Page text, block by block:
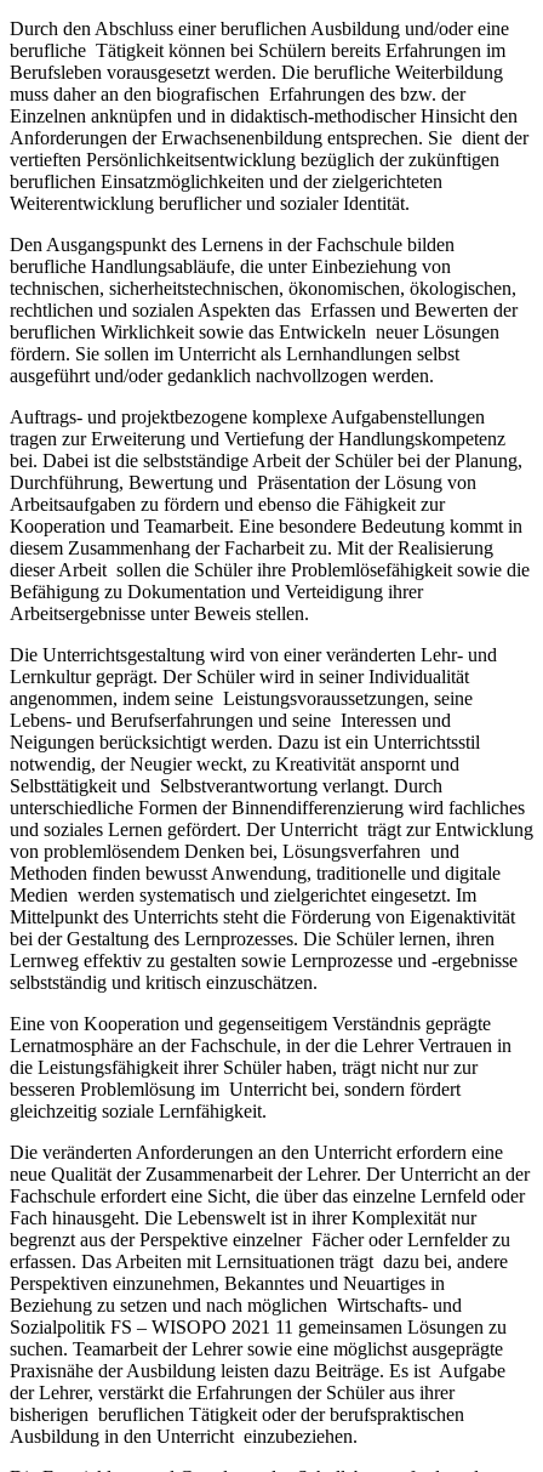
Durch den Abschluss einer beruflichen Ausbildung und/oder eine
berufliche Tätigkeit können bei Schülern bereits Erfahrungen im
Berufsleben vorausgesetzt werden. Die berufliche Weiterbildung
muss daher an den biografischen Erfahrungen des bzw. der
Einzelnen anknüpfen und in didaktisch-methodischer Hinsicht den
Anforderungen der Erwachsenenbildung entsprechen. Sie dient der
vertieften Persönlichkeitsentwicklung bezüglich der zukünftigen
beruflichen Einsatzmöglichkeiten und der zielgerichteten
Weiterentwicklung beruflicher und sozialer Identität.
Den Ausgangspunkt des Lernens in der Fachschule bilden
berufliche Handlungsabläufe, die unter Einbeziehung von
technischen, sicherheitstechnischen, ökonomischen, ökologischen,
rechtlichen und sozialen Aspekten das Erfassen und Bewerten der
beruflichen Wirklichkeit sowie das Entwickeln neuer Lösungen
fördern. Sie sollen im Unterricht als Lernhandlungen selbst
ausgeführt und/oder gedanklich nachvollzogen werden.
Auftrags- und projektbezogene komplexe Aufgabenstellungen
tragen zur Erweiterung und Vertiefung der Handlungskompetenz
bei. Dabei ist die selbstständige Arbeit der Schüler bei der Planung,
Durchführung, Bewertung und Präsentation der Lösung von
Arbeitsaufgaben zu fördern und ebenso die Fähigkeit zur
Kooperation und Teamarbeit. Eine besondere Bedeutung kommt in
diesem Zusammenhang der Facharbeit zu. Mit der Realisierung
dieser Arbeit sollen die Schüler ihre Problemlösefähigkeit sowie die
Befähigung zu Dokumentation und Verteidigung ihrer
Arbeitsergebnisse unter Beweis stellen.
Die Unterrichtsgestaltung wird von einer veränderten Lehr- und
Lernkultur geprägt. Der Schüler wird in seiner Individualität
angenommen, indem seine Leistungsvoraussetzungen, seine
Lebens- und Berufserfahrungen und seine Interessen und
Neigungen berücksichtigt werden. Dazu ist ein Unterrichtsstil
notwendig, der Neugier weckt, zu Kreativität anspornt und
Selbsttätigkeit und Selbstverantwortung verlangt. Durch
unterschiedliche Formen der Binnendifferenzierung wird fachliches
und soziales Lernen gefördert. Der Unterricht trägt zur Entwicklung
von problemlösendem Denken bei, Lösungsverfahren und
Methoden finden bewusst Anwendung, traditionelle und digitale
Medien werden systematisch und zielgerichtet eingesetzt. Im
Mittelpunkt des Unterrichts steht die Förderung von Eigenaktivität
bei der Gestaltung des Lernprozesses. Die Schüler lernen, ihren
Lernweg effektiv zu gestalten sowie Lernprozesse und -ergebnisse
selbstständig und kritisch einzuschätzen.
Eine von Kooperation und gegenseitigem Verständnis geprägte
Lernatmosphäre an der Fachschule, in der die Lehrer Vertrauen in
die Leistungsfähigkeit ihrer Schüler haben, trägt nicht nur zur
besseren Problemlösung im Unterricht bei, sondern fördert
gleichzeitig soziale Lernfähigkeit.
Die veränderten Anforderungen an den Unterricht erfordern eine
neue Qualität der Zusammenarbeit der Lehrer. Der Unterricht an der
Fachschule erfordert eine Sicht, die über das einzelne Lernfeld oder
Fach hinausgeht. Die Lebenswelt ist in ihrer Komplexität nur
begrenzt aus der Perspektive einzelner Fächer oder Lernfelder zu
erfassen. Das Arbeiten mit Lernsituationen trägt dazu bei, andere
Perspektiven einzunehmen, Bekanntes und Neuartiges in
Beziehung zu setzen und nach möglichen Wirtschafts- und
Sozialpolitik FS – WISOPO 2021 11 gemeinsamen Lösungen zu
suchen. Teamarbeit der Lehrer sowie eine möglichst ausgeprägte
Praxisnähe der Ausbildung leisten dazu Beiträge. Es ist Aufgabe
der Lehrer, verstärkt die Erfahrungen der Schüler aus ihrer
bisherigen beruflichen Tätigkeit oder der berufspraktischen
Ausbildung in den Unterricht einzubeziehen.